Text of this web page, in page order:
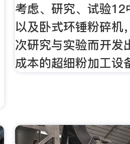
考虑、研究、试验12
以及卧式环锤粉碎机
次研究与实验而开发
成本的超细粉加工设